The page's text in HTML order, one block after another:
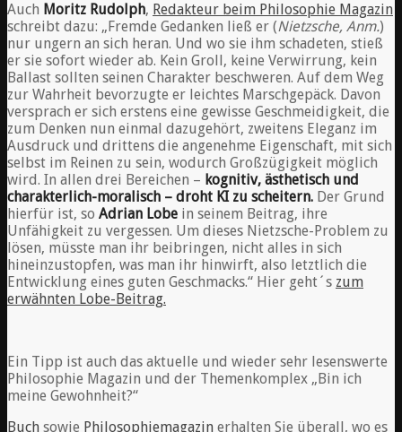
Auch Moritz Rudolph, Redakteur beim Philosophie Magazin
schreibt dazu: „Fremde Gedanken ließ er (Nietzsche, Anm.)
nur ungern an sich heran. Und wo sie ihm schadeten, stieß
er sie sofort wieder ab. Kein Groll, keine Verwirrung, kein
Ballast sollten seinen Charakter beschweren. Auf dem Weg
zur Wahrheit bevorzugte er leichtes Marschgepäck. Davon
versprach er sich erstens eine gewisse Geschmeidigkeit, die
zum Denken nun einmal dazugehört, zweitens Eleganz im
Ausdruck und drittens die angenehme Eigenschaft, mit sich
selbst im Reinen zu sein, wodurch Großzügigkeit möglich
wird. In allen drei Bereichen – kognitiv, ästhetisch und
charakterlich-moralisch – droht KI zu scheitern. Der Grund
hierfür ist, so Adrian Lobe in seinem Beitrag, ihre
Unfähigkeit zu vergessen. Um dieses Nietzsche-Problem zu
lösen, müsste man ihr beibringen, nicht alles in sich
hineinzustopfen, was man ihr hinwirft, also letztlich die
Entwicklung eines guten Geschmacks.“ Hier geht´s zum
erwähnten Lobe-Beitrag.
Ein Tipp ist auch das aktuelle und wieder sehr lesenswerte
Philosophie Magazin und der Themenkomplex „Bin ich
meine Gewohnheit?“
Buch sowie Philosophiemagazin erhalten Sie überall, wo es